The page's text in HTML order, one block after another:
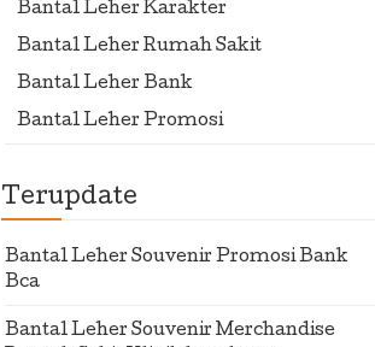
Bantal Leher Karakter
Bantal Leher Rumah Sakit
Bantal Leher Bank
Bantal Leher Promosi
Terupdate
Bantal Leher Souvenir Promosi Bank
Bca
Bantal Leher Souvenir Merchandise